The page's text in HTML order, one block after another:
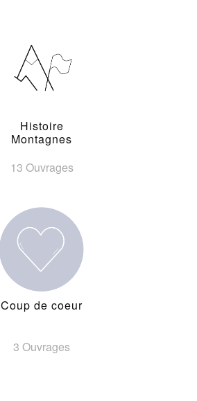
Histoire
Montagnes
13 Ouvrages
Coup de coeur
3 Ouvrages